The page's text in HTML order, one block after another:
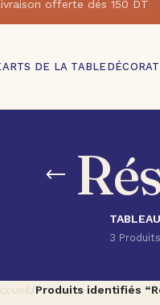
offerte dés
ARTS DE LA TABLE
3 Produits
/Produits identifiés